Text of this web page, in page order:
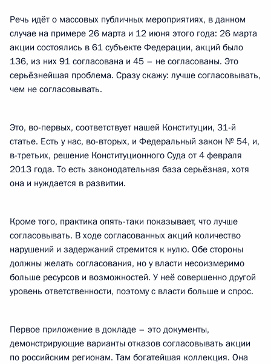
Речь идёт о массовых публичных мероприятиях, в данном
случае на примере 26 марта и 12 июня этого года: 26 марта
акции состоялись в 61 субъекте Федерации, акций было
136, из них 91 согласована и 45 – не согласованы. Это
серьёзнейшая проблема. Сразу скажу: лучше согласовывать,
чем не согласовывать.
Это, во-первых, соответствует нашей Конституции, 31-й
статье. Есть у нас, во-вторых, и Федеральный закон № 54, и,
в-третьих, решение Конституционного Суда от 4 февраля
2013 года. То есть законодательная база серьёзная, хотя
она и нуждается в развитии.
Кроме того, практика опять-таки показывает, что лучше
согласовывать. В ходе согласованных акций количество
нарушений и задержаний стремится к нулю. Обе стороны
должны желать согласования, но у власти несоизмеримо
больше ресурсов и возможностей. У неё совершенно другой
уровень ответственности, поэтому с власти больше и спрос.
Первое приложение в докладе – это документы,
демонстрирующие варианты отказов согласовывать акции
по российским регионам. Там богатейшая коллекция. Она